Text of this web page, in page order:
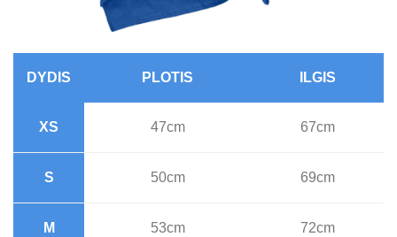
DYDIS PLOTIS ILGIS
XS 47cm 67cm
S 50cm 69cm
M 53cm 72cm